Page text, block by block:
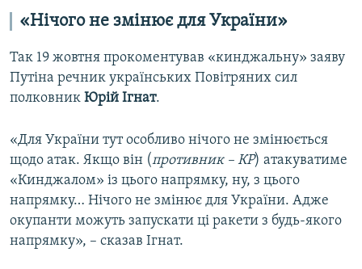
«Нічого не змінює для України»
Так 19 жовтня прокоментував «кинджальну» заяву
Путіна речник українських Повітряних сил
полковник Юрій Ігнат.
«Для України тут особливо нічого не змінюється
щодо атак. Якщо він (противник – КР) атакуватиме
«Кинджалом» із цього напрямку, ну, з цього
напрямку… Нічого не змінює для України. Адже
окупанти можуть запускати ці ракети з будь-якого
напрямку», – сказав Ігнат.